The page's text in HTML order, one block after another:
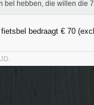
bel hebben, die willen die
bedraagt € 70